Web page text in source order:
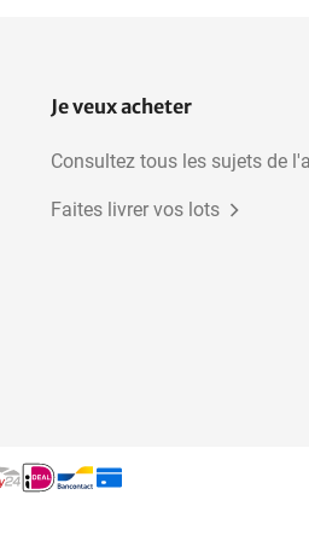
Je veux acheter
Consultez tous les sujets de
Faites livrer vos lots